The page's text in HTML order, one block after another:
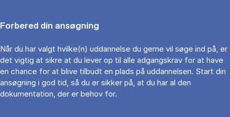
Forbered din ansøgning
Når du har valgt hvilke(n) uddannelse du gerne vil søge ind på, er
det vigtig at sikre at du lever op til alle adgangskrav for at have
en chance for at blive tilbudt en plads på uddannelsen. Start din
ansøgning i god tid, så du er sikker på, at du har al den
dokumentation, der er behov for.